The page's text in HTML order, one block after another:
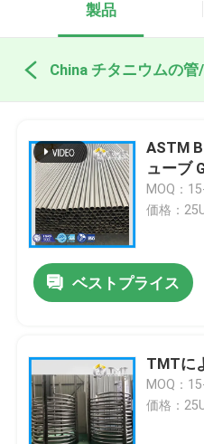
製品
China チタニウムの管
ASTM
ューブ
MOQ：
価格：
ベストプライス
TMTに
MOQ：
価格：